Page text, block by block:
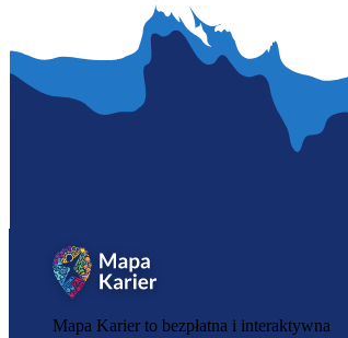
Mapa Karier to bezpłatna i interaktywna